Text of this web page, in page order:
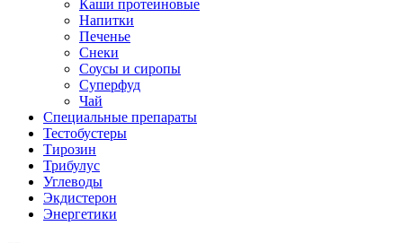
Каши протеиновые
Напитки
Печенье
Снеки
Соусы и сиропы
Суперфуд
Чай
Специальные препараты
Тестобустеры
Тирозин
Трибулус
Углеводы
Экдистерон
Энергетики